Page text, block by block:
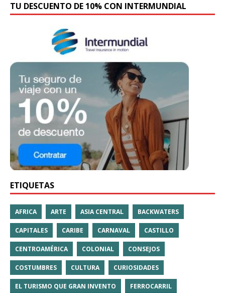
TU DESCUENTO DE 10% CON INTERMUNDIAL
ETIQUETAS
AFRICA ARTE ASIA CENTRAL BACKWATERS
CAPITALES CARIBE CARNAVAL CASTILLO
CENTROAMÉRICA COLONIAL CONSEJOS
COSTUMBRES CULTURA CURIOSIDADES
EL TURISMO QUE GRAN INVENTO FERROCARRIL